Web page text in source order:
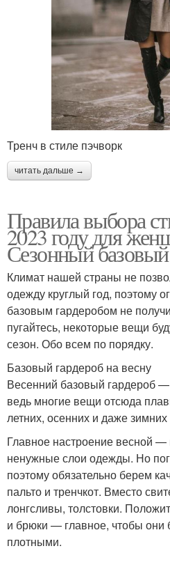
Тренч в стиле пэчворк
читать дальше →
Правила выбора
2023 году для
Сезонный
Климат нашей страны не
одежду круглый год, поэтому
базовым гардеробом не
пугайтесь, некоторые вещи
сезон. Обо всем по порядку.
Базовый гардероб на весну
Весенний базовый гардероб
ведь многие вещи отсюда
летних, осенних и даже зимних
Главное настроение весной —
ненужные слои одежды. Но
поэтому обязательно берем
пальто и тренчкот. Вместо
лонгсливы, толстовки.
и брюки — главное, чтобы они
плотными.